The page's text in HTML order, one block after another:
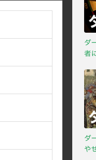
ダ
者
ダ
や